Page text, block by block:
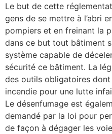
Le but de cette
gens de se mettre à l’abri
pompiers et en freinant la
dans ce but tout bâtiment
système capable de
sécurité ce bâtiment. La
des outils obligatoires
incendie pour une lutte
Le désenfumage est
demandé par la loi pour
de façon à dégager les